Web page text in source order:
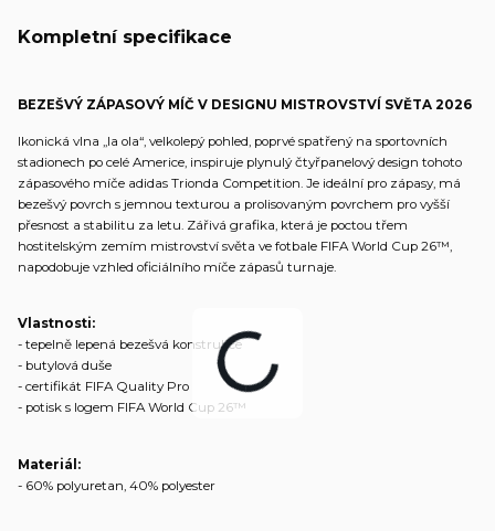
Kompletní specifikace
BEZEŠVÝ ZÁPASOVÝ MÍČ V DESIGNU MISTROVSTVÍ SVĚTA 2026
Ikonická vlna „la ola“, velkolepý pohled, poprvé spatřený na sportovních
stadionech po celé Americe, inspiruje plynulý čtyřpanelový design tohoto
zápasového míče adidas Trionda Competition. Je ideální pro zápasy, má
bezešvý povrch s jemnou texturou a prolisovaným povrchem pro vyšší
přesnost a stabilitu za letu. Zářivá grafika, která je poctou třem
hostitelským zemím mistrovství světa ve fotbale FIFA World Cup 26™,
napodobuje vzhled oficiálního míče zápasů turnaje.
Vlastnosti:
- tepelně lepená bezešvá konstrukce
- butylová duše
- certifikát FIFA Quality Pro
- potisk s logem FIFA World Cup 26™
Materiál:
- 60% polyuretan, 40% polyester